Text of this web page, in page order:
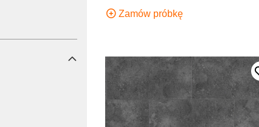
Zamów próbkę